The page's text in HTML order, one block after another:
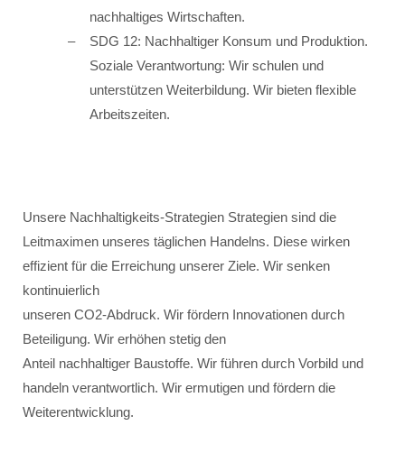
nachhaltiges Wirtschaften.
SDG 12: Nachhaltiger Konsum und Produktion.
Soziale Verantwortung: Wir schulen und
unterstützen Weiterbildung. Wir bieten flexible
Arbeitszeiten.
Unsere Nachhaltigkeits-Strategien Strategien sind die
Leitmaximen unseres täglichen Handelns. Diese wirken
effizient für die Erreichung unserer Ziele. Wir senken
kontinuierlich
unseren CO2-Abdruck. Wir fördern Innovationen durch
Beteiligung. Wir erhöhen stetig den
Anteil nachhaltiger Baustoffe. Wir führen durch Vorbild und
handeln verantwortlich. Wir ermutigen und fördern die
Weiterentwicklung.